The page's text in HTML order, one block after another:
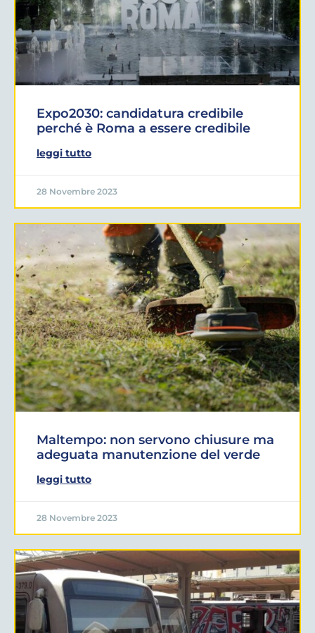
Expo2030: candidatura credibile
perché è Roma a essere credibile
leggi tutto
28 Novembre 2023
Maltempo: non servono chiusure ma
adeguata manutenzione del verde
leggi tutto
28 Novembre 2023